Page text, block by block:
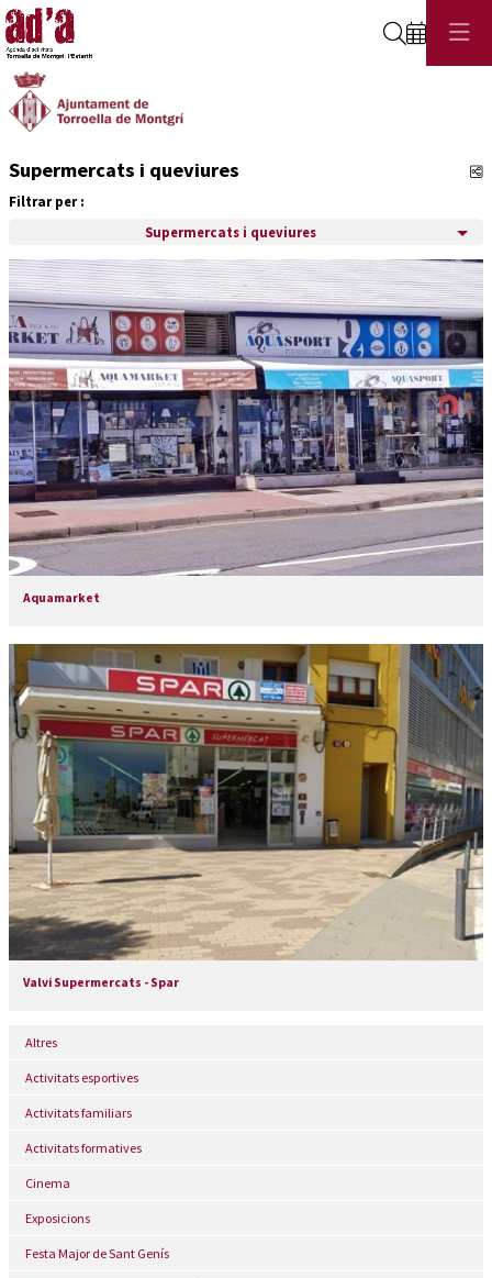
Cerca
Supermercats i queviures
Filtrar per :
Supermercats i queviures
Aquamarket
Valvi Supermercats - Spar
Altres
Activitats esportives
Activitats familiars
Activitats formatives
Cinema
Exposicions
Festa Major de Sant Genís